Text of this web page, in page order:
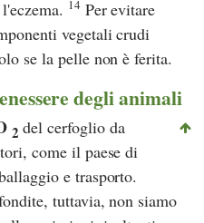
14 Per evitare
vegetali crudi
se la pelle non è ferita.
degli animali
2 del cerfoglio da
come il paese di
e trasporto.
tuttavia, non siamo